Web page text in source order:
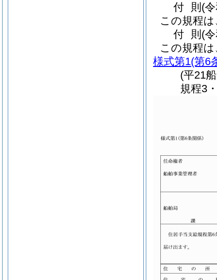
付 則 (
この規程
付 則 (
この規程
様式第1(第6
(平21
規程3